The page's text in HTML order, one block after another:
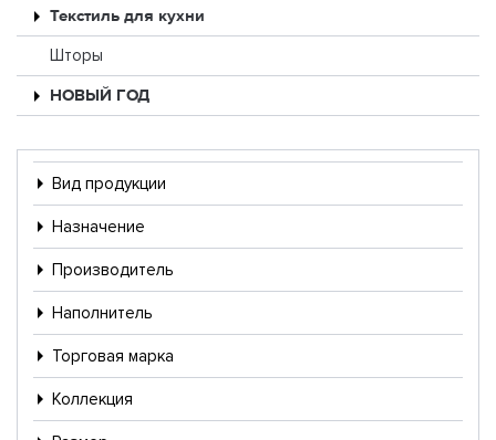
Текстиль для кухни
Шторы
НОВЫЙ ГОД
Вид продукции
Назначение
Производитель
Наполнитель
Торговая марка
Коллекция